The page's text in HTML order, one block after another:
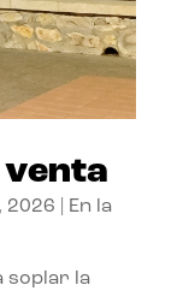
venta
2026
En la
soplar la